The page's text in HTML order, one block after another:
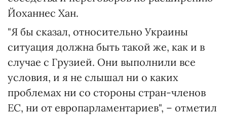
Йоханнес Хан.
"Я бы сказал, относительно Украины
ситуация должна быть такой же, как и в
случае с Грузией. Они выполнили все
условия, и я не слышал ни о каких
проблемах ни со стороны стран-членов
ЕС, ни от европарламентариев", – отметил